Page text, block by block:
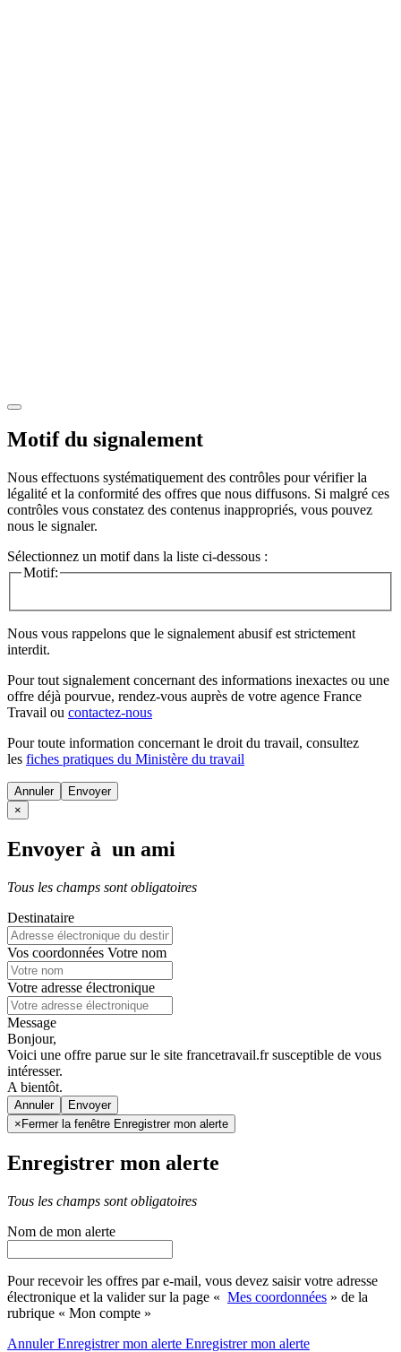
Motif du signalement
Nous effectuons systématiquement des contrôles pour vérifier la
légalité et la conformité des offres que nous diffusons. Si malgré ces
contrôles vous constatez des contenus inappropriés, vous pouvez
nous le signaler.
Sélectionnez un motif dans la liste ci-dessous :
Motif:
Nous vous rappelons que le signalement abusif est strictement
interdit.
Pour tout signalement concernant des informations inexactes ou une
offre déjà pourvue, rendez-vous auprès de votre agence France
Travail ou contactez-nous
Pour toute information concernant le droit du travail, consultez
les fiches pratiques du Ministère du travail
Annuler
×
Envoyer à un ami
Tous les champs sont obligatoires
Destinataire
Vos coordonnées Votre nom
Votre adresse électronique
Message
Bonjour,
Voici une offre parue sur le site francetravail.fr susceptible de vous
intéresser.
A bientôt.
Annuler
× Fermer la fenêtre Enregistrer mon alerte
Enregistrer mon alerte
Tous les champs sont obligatoires
Nom de mon alerte
Pour recevoir les offres par e-mail, vous devez saisir votre adresse
électronique et la valider sur la page « Mes coordonnées » de la
rubrique « Mon compte »
AnnulerEnregistrer mon alerte Enregistrermon alerte